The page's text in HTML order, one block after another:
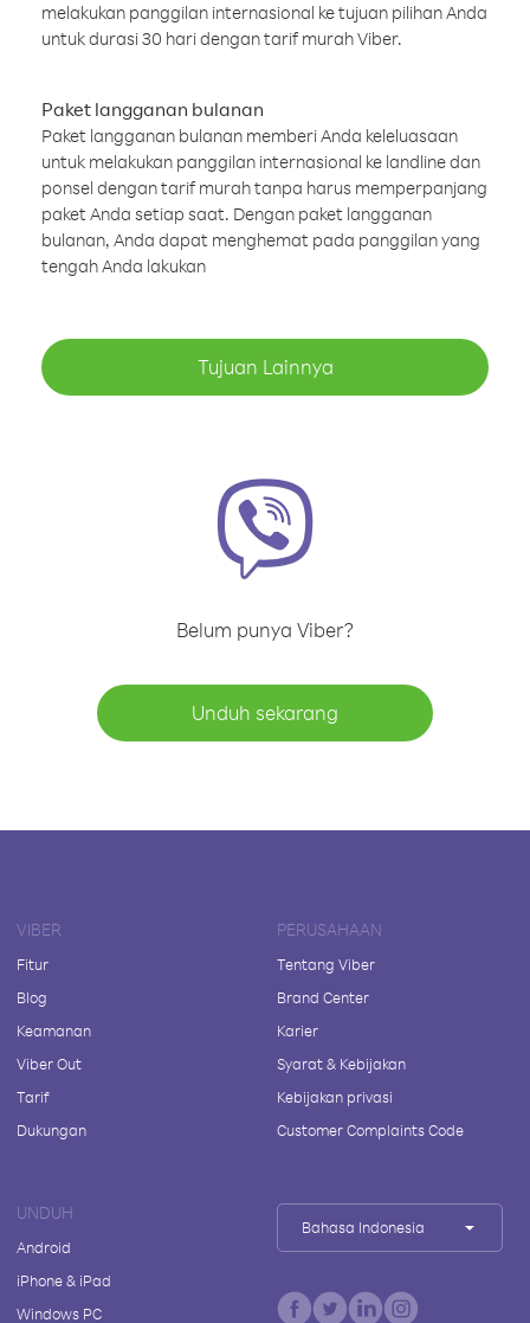
melakukan panggilan internasional ke tujuan pilihan Anda
untuk durasi 30 hari dengan tarif murah Viber.
Paket langganan bulanan
Paket langganan bulanan memberi Anda keleluasaan
untuk melakukan panggilan internasional ke landline dan
ponsel dengan tarif murah tanpa harus memperpanjang
paket Anda setiap saat. Dengan paket langganan
bulanan, Anda dapat menghemat pada panggilan yang
tengah Anda lakukan
Tujuan Lainnya
Belum punya Viber?
Unduh sekarang
VIBER
Fitur
Blog
Keamanan
Viber Out
Tarif
Dukungan
PERUSAHAAN
Tentang Viber
Brand Center
Karier
Syarat & Kebijakan
Kebijakan privasi
Customer Complaints Code
UNDUH
Android
iPhone & iPad
Windows PC
Bahasa Indonesia